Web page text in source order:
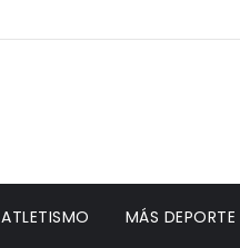
ATLETISMO MÁS DEPORTE